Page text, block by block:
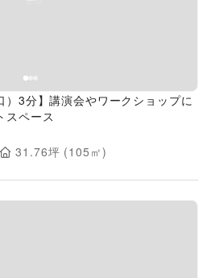
）3分】講演会やワークショップに
スペース
31.76坪 (105 ㎡)